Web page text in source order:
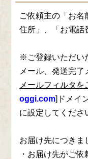
ご依頼主の「お名
住所」、「お電話
※ご登録いただい
メール、発送完了
メールフィルタ
oggi.com]ドメイ
に設定してくださ
お届け先につきま
・お届け先がご